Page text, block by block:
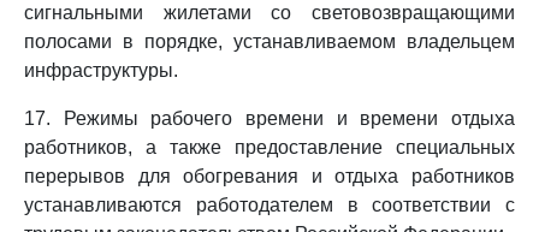
сигнальными жилетами со световозвращающими
полосами в порядке, устанавливаемом владельцем
инфраструктуры.
17. Режимы рабочего времени и времени отдыха
работников, а также предоставление специальных
перерывов для обогревания и отдыха работников
устанавливаются работодателем в соответствии с